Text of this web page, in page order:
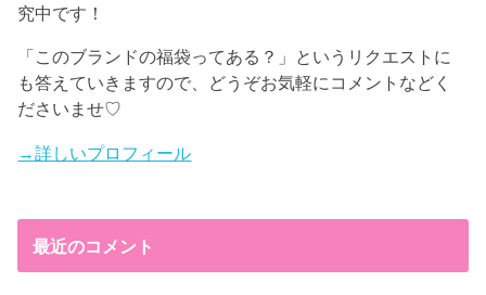
究中です！
「このブランドの福袋ってある？」というリクエストに
も答えていきますので、どうぞお気軽にコメントなどく
ださいませ♡
→詳しいプロフィール
最近のコメント